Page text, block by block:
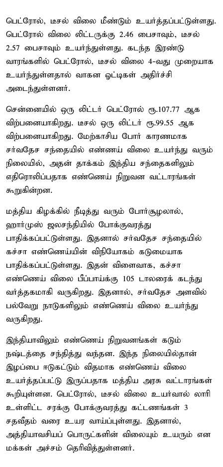
பெட்ரோல், டீசல் விலை மீண்டும் உயர்த்தப்பட்டுள்ளது.
பெட்ரோல் விலை லிட்டருக்கு 2.46 பைசாவும், டீசல்
2.57 பைசாவும் உயர்ந்துள்ளது. கடந்த இரண்டு
வாரங்களில் பெட்ரோல், டீசல் விலை 4-வது முறையாக
உயர்ந்துள்ளதால் வாகன ஓட்டிகள் அதிர்ச்சி
அடைந்துள்ளனர்.
சென்னையில் ஒரு லிட்டர் பெட்ரோல் ரூ.107.77 ஆக
விற்பனையாகிறது. டீசல் ஒரு லிட்டர் ரூ.99.55 ஆக
விற்பனையாகிறது. மேற்காசிய போர் காரணமாக
சர்வதேச சந்தையில் எண்ணய் விலை உயர்ந்து வரும்
நிலையில், அதன் தாக்கம் இந்திய சந்தைகளிலும்
எதிரொலிப்பதாக எண்ணெய் நிறுவன வட்டாரங்கள்
கூறுகின்றன.
மத்திய கிழக்கில் நீடித்து வரும் போர்சூழலால்,
ஹார்முஸ் ஜலசந்தியில் போக்குவரத்து
பாதிக்கப்பட்டுள்ளது. இதனால் சர்வதேச சந்தையில்
கச்சா எண்ணெய்யின் விநியோகம் கடுமையாக
பாதிக்கப்பட்டுள்ளது. இதன் விளைவாக, கச்சா
எண்ணெய் விலை பீப்பாய்க்கு 105 டாலரைக் கடந்து
வர்த்தகமாகி வருகிறது. இதனால், சர்வதேச அளவில்
பல்வேறு நாடுகளிலும் எண்ணெய் விலை உயர்ந்து
வருகிறது.
இந்தியாவிலும் எண்ணெய் நிறுவனங்கள் கடும்
நஷ்டத்தை சந்தித்து வந்தன. இந்த நிலையில்தான்
இழப்பை ஈடுகட்டும் விதமாக எண்ணெய் விலை
உயர்த்தப்பட்டு இருப்பதாக மத்திய அரசு வட்டாரங்கள்
கூறியுள்ளன. பெட்ரோல், டீசல் விலை உயர்வால் லாரி
உள்ளிட்ட சரக்கு போக்குவரத்து கட்டணங்கள் 3
சதவீதம் வரை உயர வாய்ப்புள்ளது. இதனால்,
அத்தியாவசியப் பொருட்களின் விலையும் உயரும் என
மக்கள் அச்சம் தெரிவித்துள்ளனர்.